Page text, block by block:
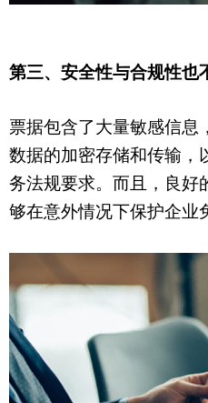
第三、安全性与合规性也
票据包含了大量敏感信息
数据的加密存储和传输，
务法规要求。而且，良好
够在意外情况下保护企业